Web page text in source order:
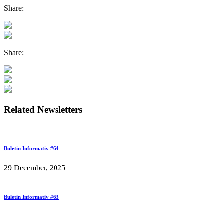
Share:
Share:
Related Newsletters
Buletin Informativ #64
29 December, 2025
Buletin Informativ #63